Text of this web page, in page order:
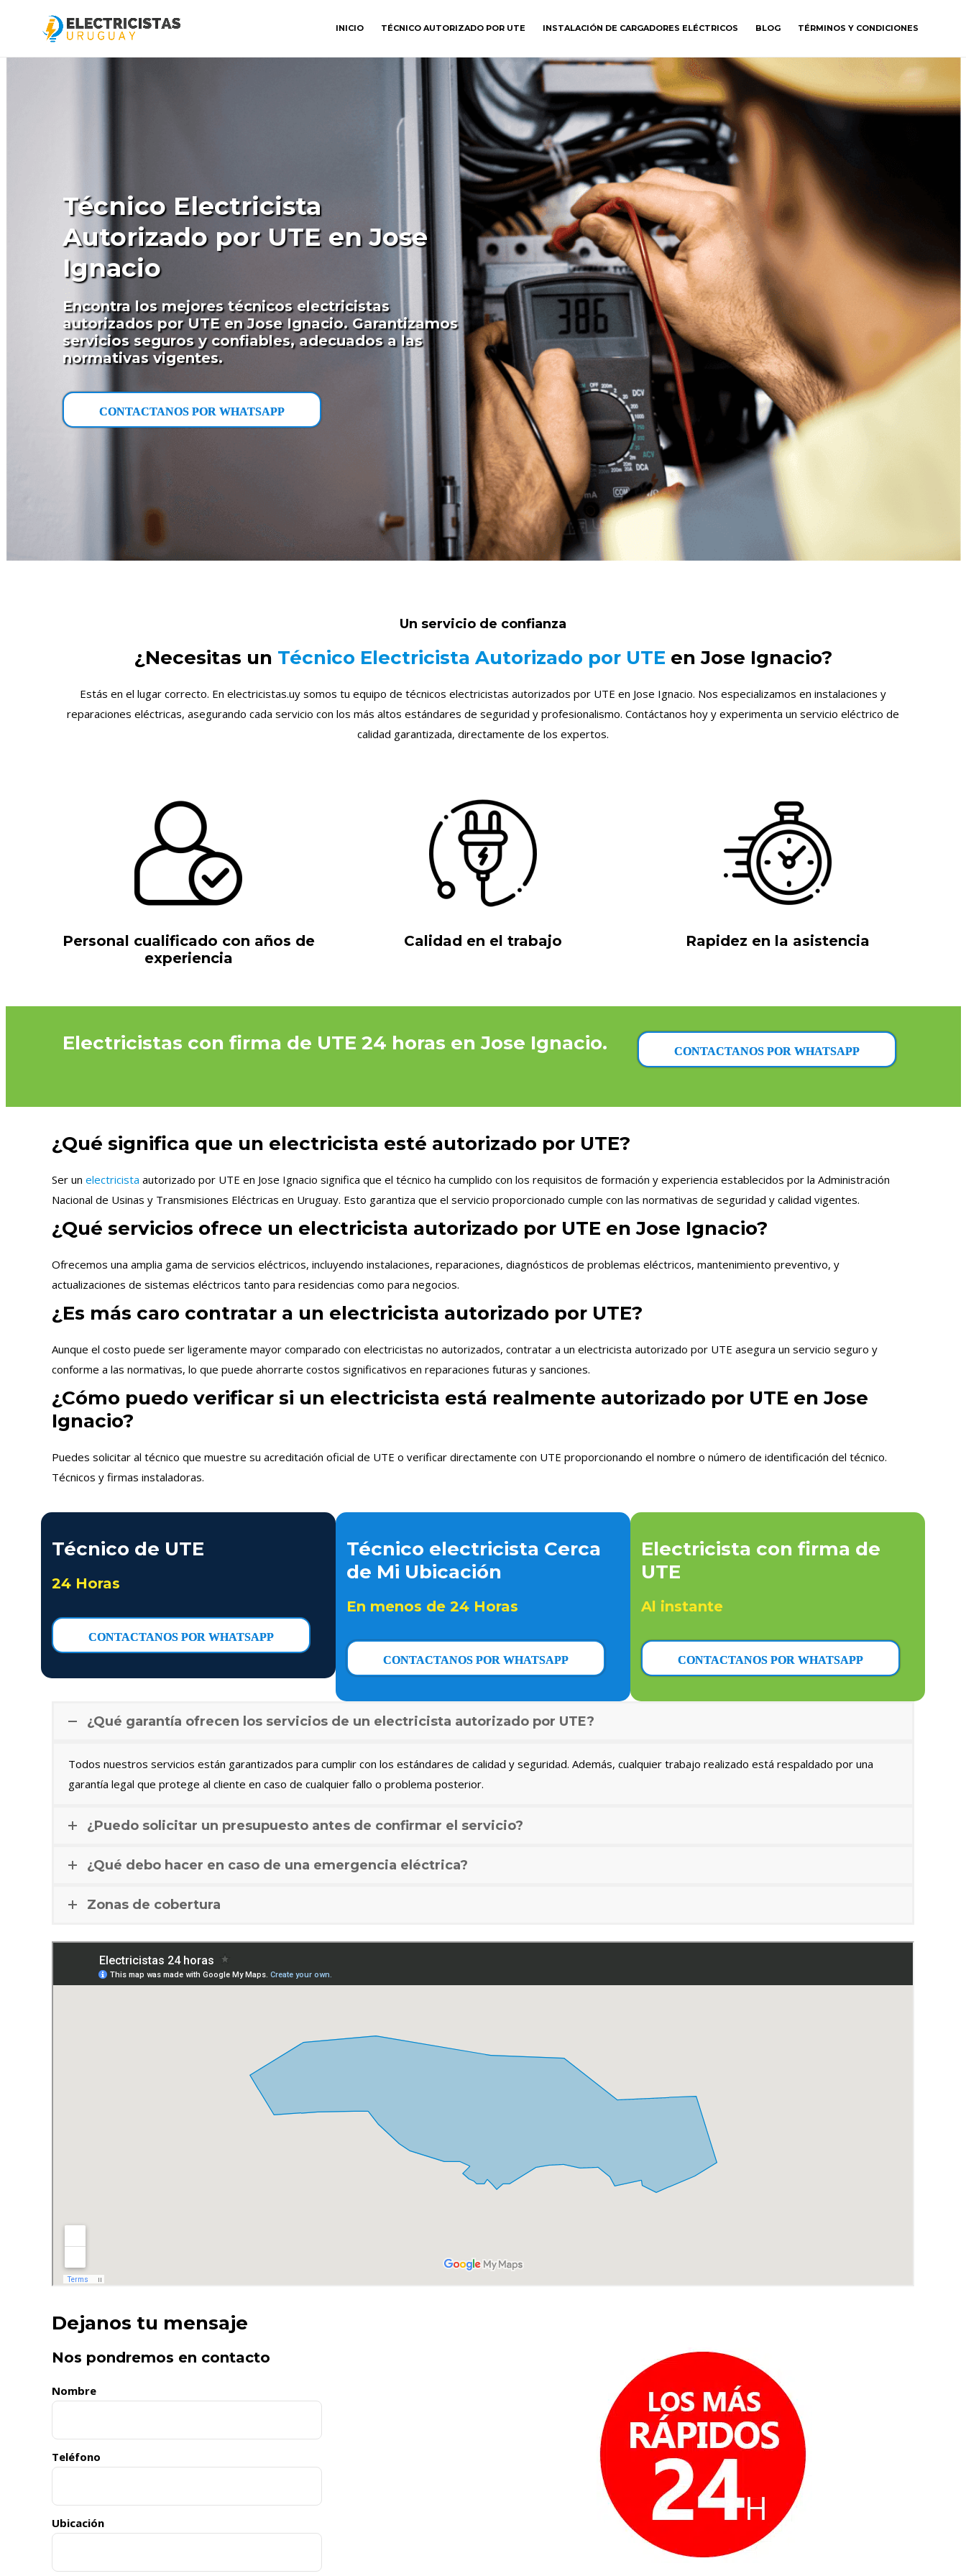
INICIO TÉCNICO AUTORIZADO POR UTE INSTALACIÓN DE CARGADORES ELÉCTRICOS BLOG TÉRMINOS Y CONDICIONES
Técnico Electricista
Autorizado por UTE en Jose
Ignacio
Encontra los mejores técnicos electricistas
autorizados por UTE en Jose Ignacio. Garantizamos
servicios seguros y confiables, adecuados a las
normativas vigentes.
CONTACTANOS POR WHATSAPP
Un servicio de confianza
¿Necesitas un Técnico Electricista Autorizado por UTE en Jose Ignacio?
Estás en el lugar correcto. En electricistas.uy somos tu equipo de técnicos electricistas autorizados por UTE en Jose Ignacio. Nos especializamos en instalaciones y
reparaciones eléctricas, asegurando cada servicio con los más altos estándares de seguridad y profesionalismo. Contáctanos hoy y experimenta un servicio eléctrico de
calidad garantizada, directamente de los expertos.
Personal cualificado con años de
experiencia
Calidad en el trabajo Rapidez en la asistencia
Electricistas con firma de UTE 24 horas en Jose Ignacio. CONTACTANOS POR WHATSAPP
¿Qué significa que un electricista esté autorizado por UTE?
Ser un electricista autorizado por UTE en Jose Ignacio significa que el técnico ha cumplido con los requisitos de formación y experiencia establecidos por la Administración
Nacional de Usinas y Transmisiones Eléctricas en Uruguay. Esto garantiza que el servicio proporcionado cumple con las normativas de seguridad y calidad vigentes.
¿Qué servicios ofrece un electricista autorizado por UTE en Jose Ignacio?
Ofrecemos una amplia gama de servicios eléctricos, incluyendo instalaciones, reparaciones, diagnósticos de problemas eléctricos, mantenimiento preventivo, y
actualizaciones de sistemas eléctricos tanto para residencias como para negocios.
¿Es más caro contratar a un electricista autorizado por UTE?
Aunque el costo puede ser ligeramente mayor comparado con electricistas no autorizados, contratar a un electricista autorizado por UTE asegura un servicio seguro y
conforme a las normativas, lo que puede ahorrarte costos significativos en reparaciones futuras y sanciones.
¿Cómo puedo verificar si un electricista está realmente autorizado por UTE en Jose
Ignacio?
Puedes solicitar al técnico que muestre su acreditación oficial de UTE o verificar directamente con UTE proporcionando el nombre o número de identificación del técnico.
Técnicos y firmas instaladoras.
Técnico de UTE
24 Horas
CONTACTANOS POR WHATSAPP
Técnico electricista Cerca
de Mi Ubicación
En menos de 24 Horas
CONTACTANOS POR WHATSAPP
Electricista con firma de
UTE
Al instante
CONTACTANOS POR WHATSAPP
¿Qué garantía ofrecen los servicios de un electricista autorizado por UTE?
Todos nuestros servicios están garantizados para cumplir con los estándares de calidad y seguridad. Además, cualquier trabajo realizado está respaldado por una
garantía legal que protege al cliente en caso de cualquier fallo o problema posterior.
¿Puedo solicitar un presupuesto antes de confirmar el servicio?
¿Qué debo hacer en caso de una emergencia eléctrica?
Zonas de cobertura
Dejanos tu mensaje
Nos pondremos en contacto
Nombre
Teléfono
Ubicación